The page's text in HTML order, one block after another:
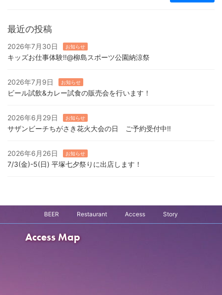
最近の投稿
2026年7月30日 お知らせ
キッズお仕事体験‼️@柳島スポーツ公園納涼祭
2026年7月9日 お知らせ
ビール試飲&カレー試食の販売会を行います！
2026年6月29日 お知らせ
サザンビーチちがさき花火大会の日 ご予約受付中‼️
2026年6月26日 お知らせ
7/3(金)-5(日) 平塚七夕祭りに出店します！
BEER Restaurant Access Story
Access Map